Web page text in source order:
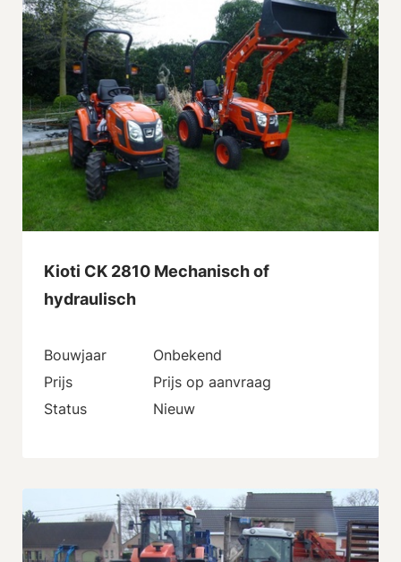
Kioti CK 2810 Mechanisch of
hydraulisch
Bouwjaar
Onbekend
Prijs
Prijs op aanvraag
Status
Nieuw